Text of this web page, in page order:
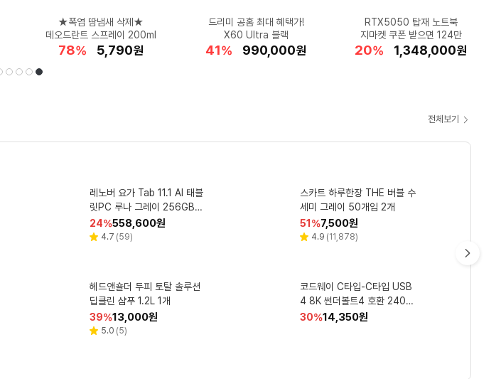
갓성비 3만원대
나이키 세트★
할
3% 34,115원
손목+전완근 운동
요즘 대세★자이로볼
할
62% 5,000원
아이들 간식으로 하나씩~
미니밀크초코 30개
할
11% 24,390원
고어텍스의 편안함
랜드로바 LANOXC4611MF1
할28% 179,960원
★폭염 대비 필수템★
식염포도당 100정
할
77% 2,250원
오래 걸어도 편한
우포스 우마이 스트라이드
할
30% 179,000원
코카콜라 신상품 레몬라임★
상큼함을 더했어요!
할
44% 14,800원
★달콤한 여름 간식★
설빙 망고스틱 10개
할
28% 15,180원
여름 러닝에는~
테바 러닝샌들!
할
53% 83,900원
시원한 살안타템!
1만원대 쿨링티★
할
32% 11,900원
갤럭시탭S10 FE
SSG 카드할인 66만
할
35% 698,990원
대만족템★갓성비
공용 반팔 1+1
할
62% 26,480원
★폭염 땀냄새 삭제★
데오드란트 스프레이 200ml
할
78% 5,790원
드리미 공홈 최대 혜택가!
X60 Ultra 블랙
할
41% 990,000원
RTX5050 탑재 노트북
지마켓 쿠폰 받으면 124만
할
20% 1,348,000원
신일 BLDC 에어 서큘레이터
SIF-7CIRU
할
인
62%79,000원
퍼실 딥클린 초미세세탁 파워
젤 맥스 드럼용 액체세제 본품
1개 2.5L
할
인
19 %13,680
별 5.0 리
뷰
(1 )
맑은물에 촌두부 500g 2개
할
인
41%2,630원
비비드키친 저칼로리 양념치킨
소스 290g 1개
할
51%3,340원
컴배트 파워 바퀴용 유인살충
제 타게트형 12g 2개
할
인
51%11,680원
별 4.7 리
뷰
(1,020
캐럿 남녀공용 프리미엄 데일
리 벨트 BAE2131-1 블랙 Fre
e
할
인
76%6,590원
신지모루 O PD 65W GaN
3포트 초고속 접지 충전기 화
이트 1개
할
인
24%22,890원
별 4.7 리
뷰
(43
리벤스 시그니처 블랙라벨 아
기 물티슈 엠보싱 캡형 70g 7
0매 10개
할
43%10,980원
레노버 요가 Tab 11.1 AI 태블
릿PC 루나 그레이 256GB
Wi-Fi
할
인
24%558,600원
별 4.7 리
뷰
(59)
스카트 하루한장 THE 버블 수
세미 그레이 50개입 2개
할
인
51 %7,500원
별 4.9 리
뷰
(11,878)
헤드앤숄더 두피 토탈 솔루션
딥클린 샴푸 1.2L 1개
할
인
39%13,000원
별 5.0 리
뷰
(5)
코드웨이 C타입-C타입 USB
4 8K 썬더볼트4 호환 240W
40Gbps 고속충전 데이터 케
할
30%14,350원
TCL 4K QD Mini LED Goo
gle TV 189.3cm(75인치) 7
5Q6C 벽걸이형 방문설치
할
인
43%1,181,800원
OFF 미스트액 모기기피제 17
7ml 3개
할
인
44%16,530
별 4.6 리
뷰
(148)
래오이경제 흑염소 진액 원 3
0p 2.1L 4박스
할
인
36%151,400원
별 4.6 리
뷰
(175
신지모루 Qi2.2 지원 오피디
초고속 PPS PD 차량용 충전
기 45W Black
할
35%9,890원
쿠첸 2.1기압 121 IH 전기압력
밥솥 10인용 CRT-RPK1070
S 카밍라이트실버
할
인
5%299,730원
별 5.0 리
뷰
(3)
코드웨이 UHD 8K HDMI 2.1
ver 모니터케이블 1개 2m
할
인
51 %11,530원
별 5.0 리
뷰
(2)
탐사 샘물 무라벨 2L 36개
할
인
38%15,590원
별 5.0 리
뷰
(3)
가그린 제로 구강청결제 1.2L
2개
할
42%13,200원
CM’s
전체보기